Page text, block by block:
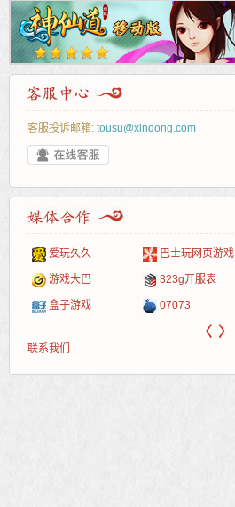
客服投诉邮箱: tousu@xindong.com
爱玩久久 巴士玩网页游戏
游戏大巴 323g开服表
盒子游戏 07073
〈 〉
联系我们